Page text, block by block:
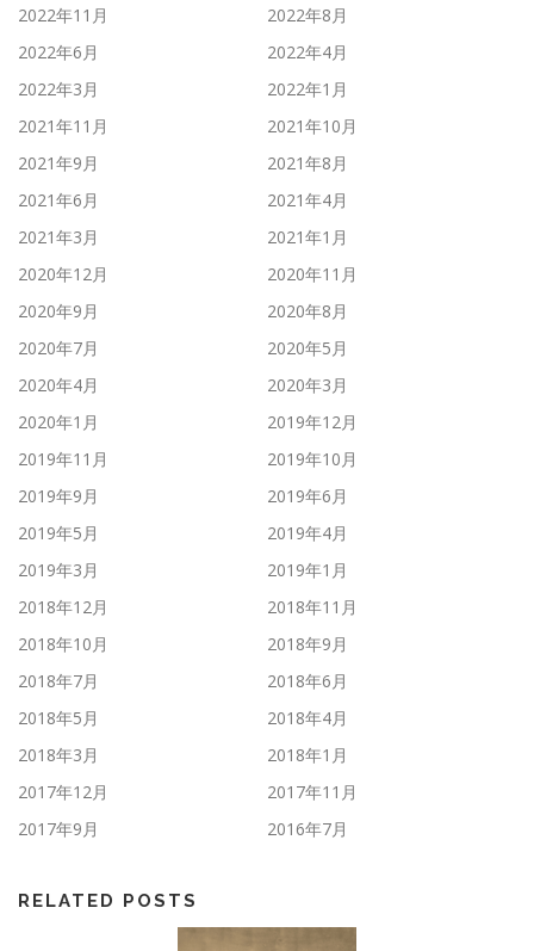
2022年11月
2022年8月
2022年6月
2022年4月
2022年3月
2022年1月
2021年11月
2021年10月
2021年9月
2021年8月
2021年6月
2021年4月
2021年3月
2021年1月
2020年12月
2020年11月
2020年9月
2020年8月
2020年7月
2020年5月
2020年4月
2020年3月
2020年1月
2019年12月
2019年11月
2019年10月
2019年9月
2019年6月
2019年5月
2019年4月
2019年3月
2019年1月
2018年12月
2018年11月
2018年10月
2018年9月
2018年7月
2018年6月
2018年5月
2018年4月
2018年3月
2018年1月
2017年12月
2017年11月
2017年9月
2016年7月
RELATED POSTS